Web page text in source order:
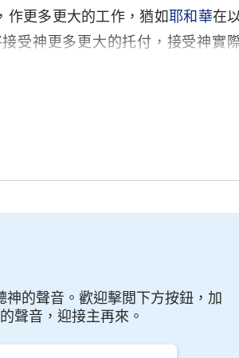
作更多更大的工作，猶如耶和華在
受神更多更大的托付，接受神實
付、破碎以至于熬煉。新時代的誡
，而且神要在地上用話語來成就一
一方面，是
時代與國度時代
時代以及在這以前的一切作法，把
代的誡命着重强調一點，讓人都敬
公義太陽顯現之後定人是罪還是義
神的話語、神的親自引導，不是人
的聲音。歡迎擊閲下方按鈕，加
聲音，迎接主再來。